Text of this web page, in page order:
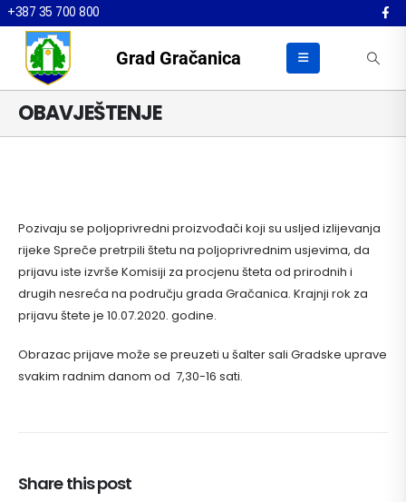
+387 35 700 800
Grad Gračanica
OBAVJEŠTENJE
Pozivaju se poljoprivredni proizvođači koji su usljed izlijevanja
rijeke Spreče pretrpili štetu na poljoprivrednim usjevima, da
prijavu iste izvrše Komisiji za procjenu šteta od prirodnih i
drugih nesreća na području grada Gračanica. Krajnji rok za
prijavu štete je 10.07.2020. godine.
Obrazac prijave može se preuzeti u šalter sali Gradske uprave
svakim radnim danom od 7,30-16 sati.
Share this post